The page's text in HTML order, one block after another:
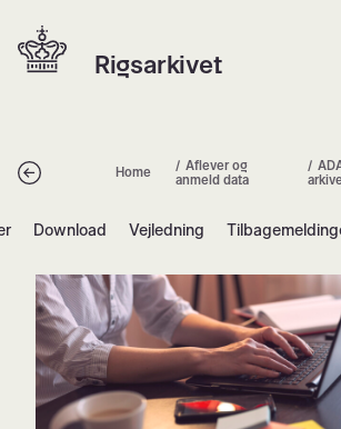
Spring
indhold
Hjem | Home
Rigsarkivet
Tilbage Home
Aflever og
anmeld data
Download Vejledning
ADA – testprogram til